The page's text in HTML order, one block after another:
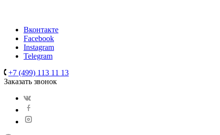
Вконтакте
Facebook
Instagram
Telegram
+7 (499) 113 11 13
Заказать звонок